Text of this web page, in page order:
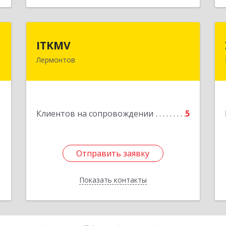
ITKMV
Лермонтов
Клиентов на сопровождении 5
Отправить заявку
Показать контакты
Отправить заявку
Назад